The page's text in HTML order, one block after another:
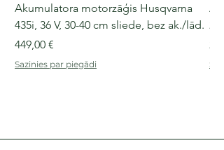
Akumulatora motorzāģis Husqvarna
435i, 36 V, 30-40 cm sliede, bez ak./lād.
Cena
449,00 €
Sazinies par piegādi